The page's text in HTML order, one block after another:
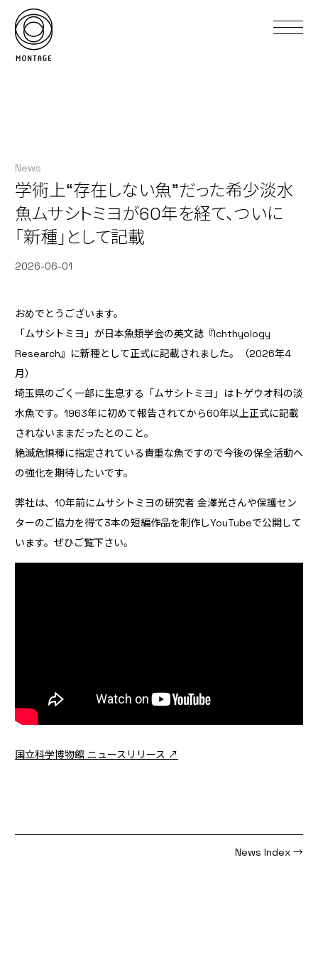
News
学術上“存在しない魚”だった希少淡水
魚ムサシトミヨが60年を経て、ついに
「新種」として記載
2026-06-01
おめでとうございます。
「ムサシトミヨ」が日本魚類学会の英文誌『Ichthyology
Research』に新種として正式に記載されました。（2026年4
月）
埼玉県のごく一部に生息する「ムサシトミヨ」はトゲウオ科の淡
水魚です。1963年に初めて報告されてから60年以上正式に記載
されないままだったとのこと。
絶滅危惧種に指定されている貴重な魚ですので今後の保全活動へ
の強化を期待したいです。
弊社は、10年前にムサシトミヨの研究者 金澤光さんや保護セン
ターのご協力を得て3本の短編作品を制作しYouTubeで公開して
います。ぜひご覧下さい。
国立科学博物館 ニュースリリース ↗
News Index →